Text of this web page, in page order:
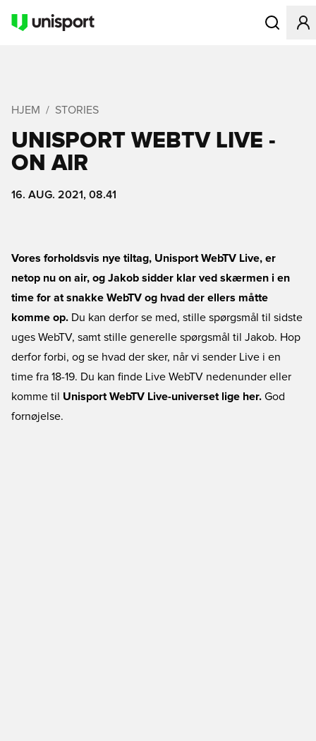
Åbner en
HJEM STORIES
UNISPORT WEBTV LIVE -
ON AIR
16. AUG. 2021, 08.41
Vores forholdsvis nye tiltag, Unisport WebTV Live, er
netop nu on air, og Jakob sidder klar ved skærmen i en
time for at snakke WebTV og hvad der ellers måtte
komme op. Du kan derfor se med, stille spørgsmål til sidste
uges WebTV, samt stille generelle spørgsmål til Jakob. Hop
derfor forbi, og se hvad der sker, når vi sender Live i en
time fra 18-19. Du kan finde Live WebTV nedenunder eller
komme til Unisport WebTV Live-universet lige her. God
fornøjelse.